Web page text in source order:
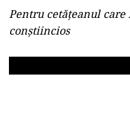
Pentru cetățeanul care
conștiincios